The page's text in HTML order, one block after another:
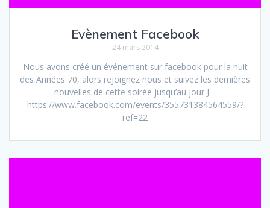
Evènement Facebook
24 mars 2014
Nous avons créé un événement sur facebook pour la nuit
des Années 70, alors rejoignez nous et suivez les dernières
nouvelles de cette soirée jusqu’au jour J.
https://www.facebook.com/events/355731384564559/?
ref=22